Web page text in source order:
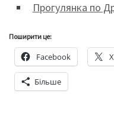
Прогулянка по
Поширити це:
Facebook X
Більше